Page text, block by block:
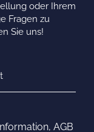
oder Ihrem
Fragen zu
Sie uns!
, AGB